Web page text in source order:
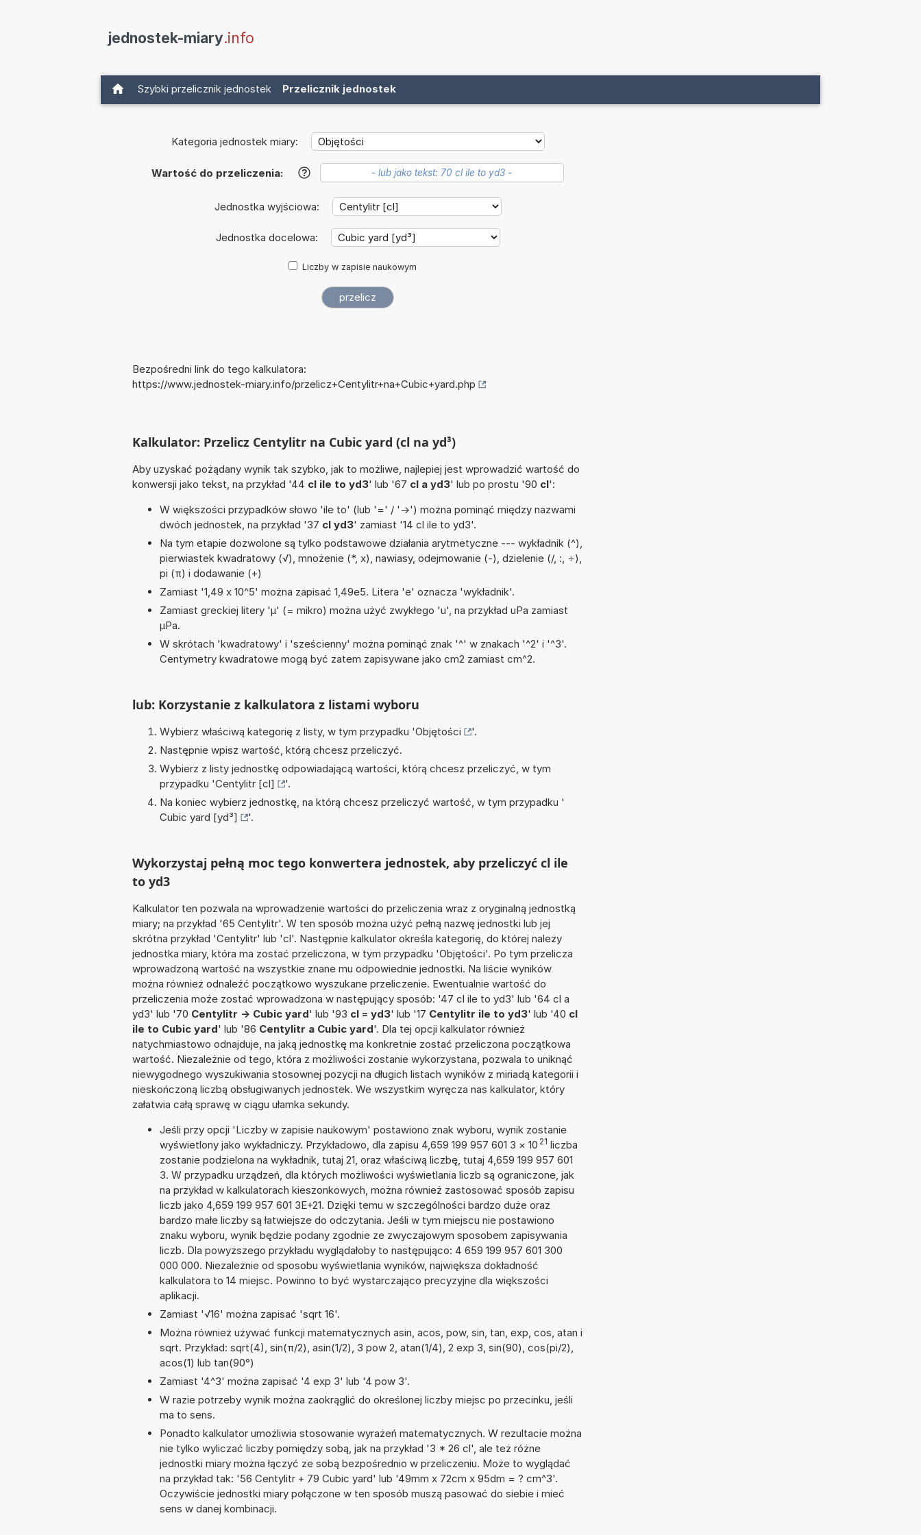
jednostek-miary.info
Szybki przelicznik jednostek Przelicznik jednostek
Kategoria jednostek miary:
Wartość do przeliczenia: ?
Jednostka wyjściowa:
Jednostka docelowa:
Liczby w zapisie naukowym
Bezpośredni link do tego kalkulatora:
https://www.jednostek-miary.info/przelicz+Centylitr+na+Cubic+yard.php
Kalkulator: Przelicz Centylitr na Cubic yard (cl na yd³)
Aby uzyskać pożądany wynik tak szybko, jak to możliwe, najlepiej jest wprowadzić wartość do
konwersji jako tekst, na przykład '44 cl ile to yd3' lub '67 cl a yd3' lub po prostu '90 cl':
W większości przypadków słowo 'ile to' (lub '=' / '->') można pominąć między nazwami
dwóch jednostek, na przykład '37 cl yd3' zamiast '14 cl ile to yd3'.
Na tym etapie dozwolone są tylko podstawowe działania arytmetyczne --- wykładnik (^),
pierwiastek kwadratowy (√), mnożenie (*, x), nawiasy, odejmowanie (-), dzielenie (/, :, ÷),
pi (π) i dodawanie (+)
Zamiast '1,49 x 10^5' można zapisać 1,49e5. Litera 'e' oznacza 'wykładnik'.
Zamiast greckiej litery 'µ' (= mikro) można użyć zwykłego 'u', na przykład uPa zamiast
µPa.
W skrótach 'kwadratowy' i 'sześcienny' można pominąć znak '^' w znakach '^2' i '^3'.
Centymetry kwadratowe mogą być zatem zapisywane jako cm2 zamiast cm^2.
lub: Korzystanie z kalkulatora z listami wyboru
Wybierz właściwą kategorię z listy, w tym przypadku 'Objętości
'.
Następnie wpisz wartość, którą chcesz przeliczyć.
Wybierz z listy jednostkę odpowiadającą wartości, którą chcesz przeliczyć, w tym
przypadku 'Centylitr [cl]
'.
Na koniec wybierz jednostkę, na którą chcesz przeliczyć wartość, w tym przypadku '
Cubic yard [yd³]
'.
Wykorzystaj pełną moc tego konwertera jednostek, aby przeliczyć cl ile
to yd3
Kalkulator ten pozwala na wprowadzenie wartości do przeliczenia wraz z oryginalną jednostką
miary; na przykład '65 Centylitr'. W ten sposób można użyć pełną nazwę jednostki lub jej
skrótna przykład 'Centylitr' lub 'cl'. Następnie kalkulator określa kategorię, do której należy
jednostka miary, która ma zostać przeliczona, w tym przypadku 'Objętości'. Po tym przelicza
wprowadzoną wartość na wszystkie znane mu odpowiednie jednostki. Na liście wyników
można również odnaleźć początkowo wyszukane przeliczenie. Ewentualnie wartość do
przeliczenia może zostać wprowadzona w następujący sposób: '47 cl ile to yd3' lub '64 cl a
yd3' lub '70 Centylitr -> Cubic yard' lub '93 cl = yd3' lub '17 Centylitr ile to yd3' lub '40 cl
ile to Cubic yard' lub '86 Centylitr a Cubic yard'. Dla tej opcji kalkulator również
natychmiastowo odnajduje, na jaką jednostkę ma konkretnie zostać przeliczona początkowa
wartość. Niezależnie od tego, która z możliwości zostanie wykorzystana, pozwala to uniknąć
niewygodnego wyszukiwania stosownej pozycji na długich listach wyników z miriadą kategorii i
nieskończoną liczbą obsługiwanych jednostek. We wszystkim wyręcza nas kalkulator, który
załatwia całą sprawę w ciągu ułamka sekundy.
Jeśli przy opcji 'Liczby w zapisie naukowym' postawiono znak wyboru, wynik zostanie
wyświetlony jako wykładniczy. Przykładowo, dla zapisu 4,659 199 957 601 3 × 10 21 liczba
zostanie podzielona na wykładnik, tutaj 21, oraz właściwą liczbę, tutaj 4,659 199 957 601
3. W przypadku urządzeń, dla których możliwości wyświetlania liczb są ograniczone, jak
na przykład w kalkulatorach kieszonkowych, można również zastosować sposób zapisu
liczb jako 4,659 199 957 601 3E+21. Dzięki temu w szczególności bardzo duże oraz
bardzo małe liczby są łatwiejsze do odczytania. Jeśli w tym miejscu nie postawiono
znaku wyboru, wynik będzie podany zgodnie ze zwyczajowym sposobem zapisywania
liczb. Dla powyższego przykładu wyglądałoby to następująco: 4 659 199 957 601 300
000 000. Niezależnie od sposobu wyświetlania wyników, największa dokładność
kalkulatora to 14 miejsc. Powinno to być wystarczająco precyzyjne dla większości
aplikacji.
Zamiast '√16' można zapisać 'sqrt 16'.
Można również używać funkcji matematycznych asin, acos, pow, sin, tan, exp, cos, atan i
sqrt. Przykład: sqrt(4), sin(π/2), asin(1/2), 3 pow 2, atan(1/4), 2 exp 3, sin(90), cos(pi/2),
acos(1) lub tan(90°)
Zamiast '4^3' można zapisać '4 exp 3' lub '4 pow 3'.
W razie potrzeby wynik można zaokrąglić do określonej liczby miejsc po przecinku, jeśli
ma to sens.
Ponadto kalkulator umożliwia stosowanie wyrażeń matematycznych. W rezultacie można
nie tylko wyliczać liczby pomiędzy sobą, jak na przykład '3 * 26 cl', ale też różne
jednostki miary można łączyć ze sobą bezpośrednio w przeliczeniu. Może to wyglądać
na przykład tak: '56 Centylitr + 79 Cubic yard' lub '49mm x 72cm x 95dm = ? cm^3'.
Oczywiście jednostki miary połączone w ten sposób muszą pasować do siebie i mieć
sens w danej kombinacji.